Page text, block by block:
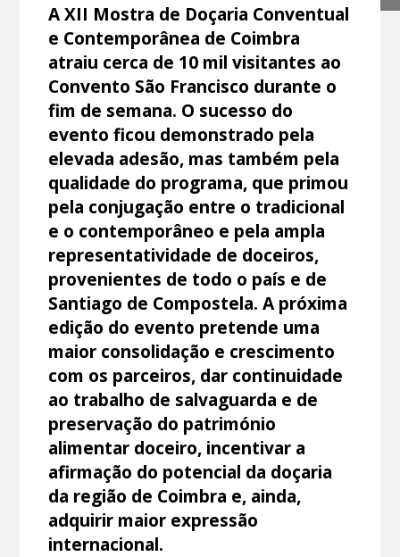
A XII Mostra de Doçaria Conventual
e Contemporânea de Coimbra
atraiu cerca de 10 mil visitantes ao
Convento São Francisco durante o
fim de semana. O sucesso do
evento ficou demonstrado pela
elevada adesão, mas também pela
qualidade do programa, que primou
pela conjugação entre o tradicional
e o contemporâneo e pela ampla
representatividade de doceiros,
provenientes de todo o país e de
Santiago de Compostela. A próxima
edição do evento pretende uma
maior consolidação e crescimento
com os parceiros, dar continuidade
ao trabalho de salvaguarda e de
preservação do património
alimentar doceiro, incentivar a
afirmação do potencial da doçaria
da região de Coimbra e, ainda,
adquirir maior expressão
internacional.